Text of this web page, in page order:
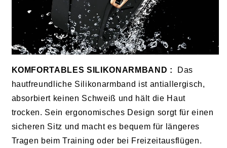
KOMFORTABLES SILIKONARMBAND : Das
hautfreundliche Silikonarmband ist antiallergisch,
absorbiert keinen Schweiß und hält die Haut
trocken. Sein ergonomisches Design sorgt für einen
sicheren Sitz und macht es bequem für längeres
Tragen beim Training oder bei Freizeitausflügen.